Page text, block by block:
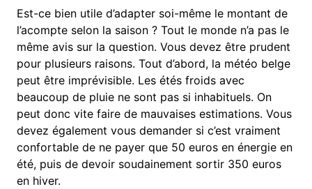
Est-ce bien utile d’adapter soi-même le montant de
l’acompte selon la saison ? Tout le monde n’a pas le
même avis sur la question. Vous devez être prudent
pour plusieurs raisons. Tout d’abord, la météo belge
peut être imprévisible. Les étés froids avec
beaucoup de pluie ne sont pas si inhabituels. On
peut donc vite faire de mauvaises estimations. Vous
devez également vous demander si c’est vraiment
confortable de ne payer que 50 euros en énergie en
été, puis de devoir soudainement sortir 350 euros
en hiver.